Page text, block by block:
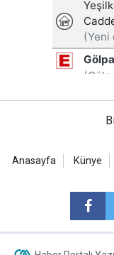
Anasayfa Künye